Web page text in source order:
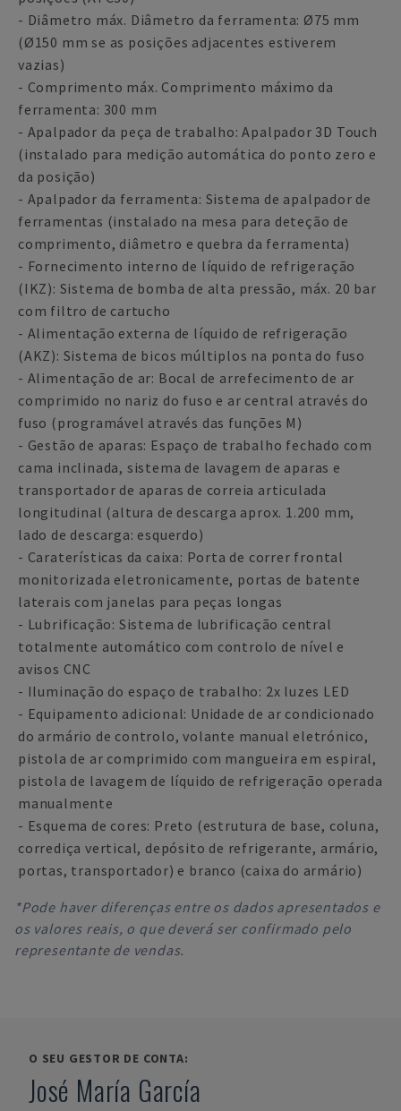
- Diâmetro máx. Diâmetro da ferramenta: Ø75 mm
(Ø150 mm se as posições adjacentes estiverem
vazias)
- Comprimento máx. Comprimento máximo da
ferramenta: 300 mm
- Apalpador da peça de trabalho: Apalpador 3D Touch
(instalado para medição automática do ponto zero e
da posição)
- Apalpador da ferramenta: Sistema de apalpador de
ferramentas (instalado na mesa para deteção de
comprimento, diâmetro e quebra da ferramenta)
- Fornecimento interno de líquido de refrigeração
(IKZ): Sistema de bomba de alta pressão, máx. 20 bar
com filtro de cartucho
- Alimentação externa de líquido de refrigeração
(AKZ): Sistema de bicos múltiplos na ponta do fuso
- Alimentação de ar: Bocal de arrefecimento de ar
comprimido no nariz do fuso e ar central através do
fuso (programável através das funções M)
- Gestão de aparas: Espaço de trabalho fechado com
cama inclinada, sistema de lavagem de aparas e
transportador de aparas de correia articulada
longitudinal (altura de descarga aprox. 1.200 mm,
lado de descarga: esquerdo)
- Caraterísticas da caixa: Porta de correr frontal
monitorizada eletronicamente, portas de batente
laterais com janelas para peças longas
- Lubrificação: Sistema de lubrificação central
totalmente automático com controlo de nível e
avisos CNC
- Iluminação do espaço de trabalho: 2x luzes LED
- Equipamento adicional: Unidade de ar condicionado
do armário de controlo, volante manual eletrónico,
pistola de ar comprimido com mangueira em espiral,
pistola de lavagem de líquido de refrigeração operada
manualmente
- Esquema de cores: Preto (estrutura de base, coluna,
corrediça vertical, depósito de refrigerante, armário,
portas, transportador) e branco (caixa do armário)
*Pode haver diferenças entre os dados apresentados e
os valores reais, o que deverá ser confirmado pelo
representante de vendas.
O SEU GESTOR DE CONTA:
José María García